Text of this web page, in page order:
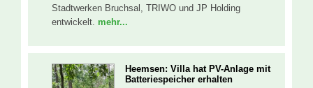
Stadtwerken Bruchsal, TRIWO und JP Holding
entwickelt. mehr...
Heemsen: Villa hat PV-Anlage mit
Batteriespeicher erhalten